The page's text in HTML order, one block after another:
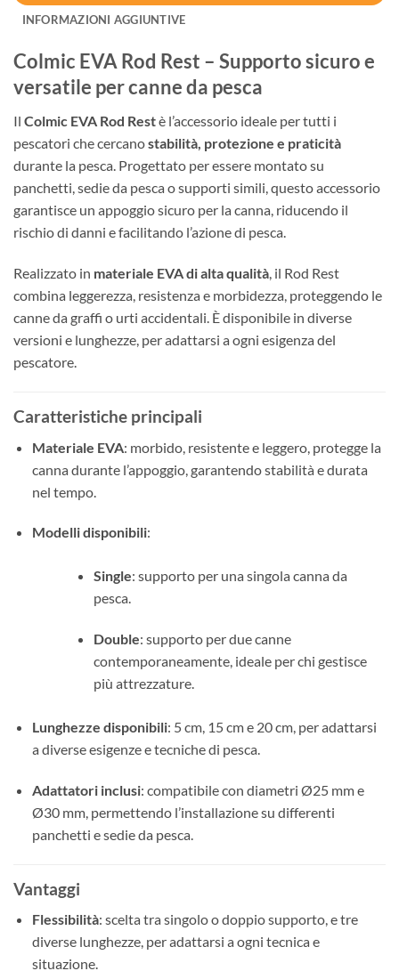
INFORMAZIONI AGGIUNTIVE
Colmic EVA Rod Rest – Supporto sicuro e
versatile per canne da pesca
Il Colmic EVA Rod Restè l’accessorio ideale per tutti i
pescatori che cercanostabilità, protezione e praticità
durante la pesca. Progettato per essere montato su
panchetti, sedie da pesca o supporti simili, questo accessorio
garantisce un appoggio sicuro per la canna, riducendo il
rischio di danni e facilitando l’azione di pesca.
Realizzato in materiale EVA di alta qualità, il Rod Rest
combina leggerezza, resistenza e morbidezza, proteggendo le
canne da graffi o urti accidentali. È disponibile in diverse
versioni e lunghezze, per adattarsi a ogni esigenza del
pescatore.
Caratteristiche principali
Materiale EVA: morbido, resistente e leggero, protegge la
canna durante l’appoggio, garantendo stabilità e durata
nel tempo.
Modelli disponibili:
Single: supporto per una singola canna da
pesca.
Double: supporto per due canne
contemporaneamente, ideale per chi gestisce
più attrezzature.
Lunghezze disponibili: 5 cm, 15 cm e 20 cm, per adattarsi
a diverse esigenze e tecniche di pesca.
Adattatori inclusi: compatibile con diametri Ø25 mm e
Ø30 mm, permettendo l’installazione su differenti
panchetti e sedie da pesca.
Vantaggi
Flessibilità: scelta tra singolo o doppio supporto, e tre
diverse lunghezze, per adattarsi a ogni tecnica e
situazione.